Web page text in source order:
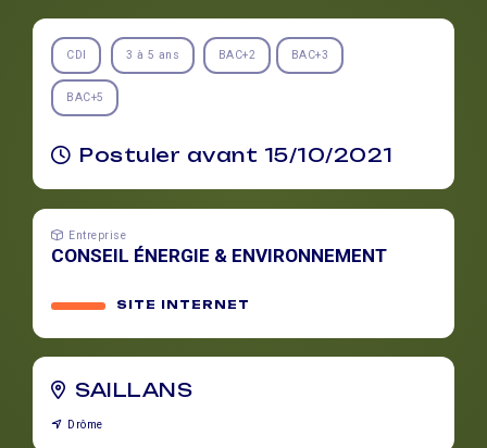
CDI 3 à 5 ans BAC+2 BAC+3
BAC+5
Postuler avant 15/10/2021
Entreprise
CONSEIL ÉNERGIE & ENVIRONNEMENT
SITE INTERNET
SAILLANS
Drôme